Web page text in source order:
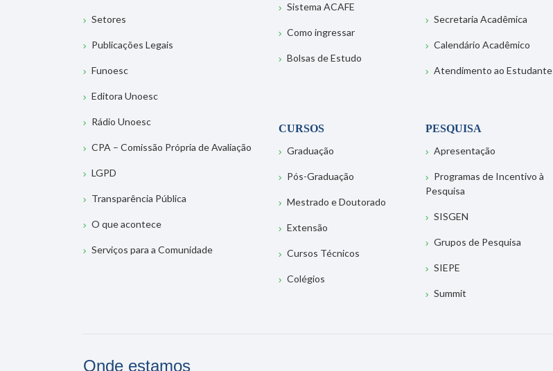
Setores
Publicações Legais
Funoesc
Editora Unoesc
Rádio Unoesc
CPA – Comissão Própria de Avaliação
LGPD
Transparência Pública
O que acontece
Serviços para a Comunidade
Sistema ACAFE
Como ingressar
Bolsas de Estudo
Secretaria Acadêmica
Calendário Acadêmico
Atendimento ao Estudante
CURSOS
Graduação
Pós-Graduação
Mestrado e Doutorado
Extensão
Cursos Técnicos
Colégios
PESQUISA
Apresentação
Programas de Incentivo à
Pesquisa
SISGEN
Grupos de Pesquisa
SIEPE
Summit
Onde estamos